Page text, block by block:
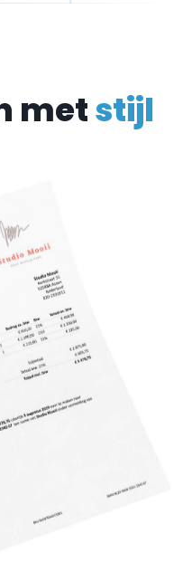
klikken
vul je de
ben je klaar.
nooit zo
de regels